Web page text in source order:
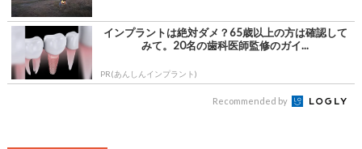
インプラントは絶対ダメ？65歳以上の方は確認して
みて。20名の歯科医師監修のガイ...
PR(あんしんインプラント)
Recommended by